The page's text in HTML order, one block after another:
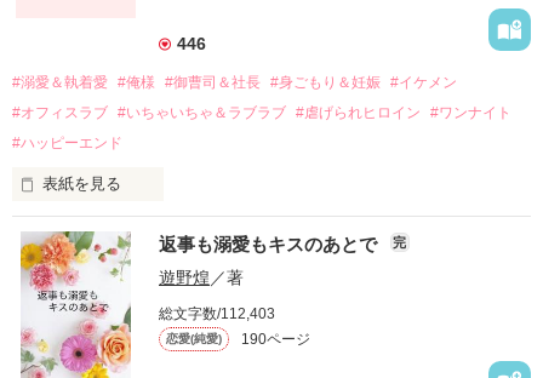
それから約十二年後。
過去の傷から、二度と会いたくないと思っていた哲平に
運命のような再会を果たす。
酔った勢いで一夜を共にしてしまった。
さらに、美桜が初めてだと知った哲平は
『責任をとる、結婚しよう』と真っ直ぐに告げてきた。
戸惑う美桜とは裏腹に、好きという気持ちを隠すことなく
甘やかしてくる。
そんなある日、哲平は美桜がストーカー被害に
遭っていることを知る。
美桜を守るため、哲平は同居を提案してきて――。
446
#溺愛＆執着愛 #俺様 #御曹司＆社長 #身ごもり＆妊娠 #イケメン
#オフィスラブ #いちゃいちゃ＆ラブラブ #虐げられヒロイン
#ワンナイト
#ハッピーエンド
表紙を見る
おかしな噂を流されて前の職場でうまくいかなかった梅田美
桜は、海外で傷心旅行をしていたところ、日本人美青年と出会
い、酒の勢いもあり一夜限りの関係となる。
帰国後、美桜は新しい職場でワンナイトした美青年と再会。
なんと彼の正体は、とある財閥御曹司にも関わらず、一族を離
れて起業した新進気鋭の実業家、社内でも冷徹だと評判な社長
――御影恭司その人だったのだ――！
返事も溺愛もキスのあとで 完
遊野煌 ／著
総文字数/112,403
恋愛(純愛) 190ページ